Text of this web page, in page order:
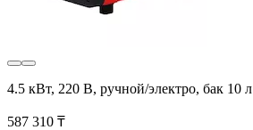
4.5 кВт, 220 В, ручной/электро, бак 10 л
587 310 ₸